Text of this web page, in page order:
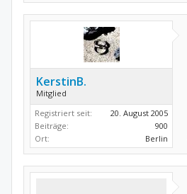
KerstinB.
Mitglied
Registriert seit:
20. August 2005
Beiträge:
900
Ort:
Berlin